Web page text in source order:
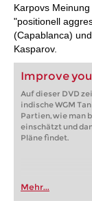
Karpovs
"positionell
(Capablanca)
Kasparov.
Improve
Auf dieser DVD
indische WGM
Partien, wie man
einschätzt und
Pläne findet.
Mehr...